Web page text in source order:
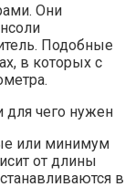
Они
Подобные
в которых с
или минимум
от длины
в